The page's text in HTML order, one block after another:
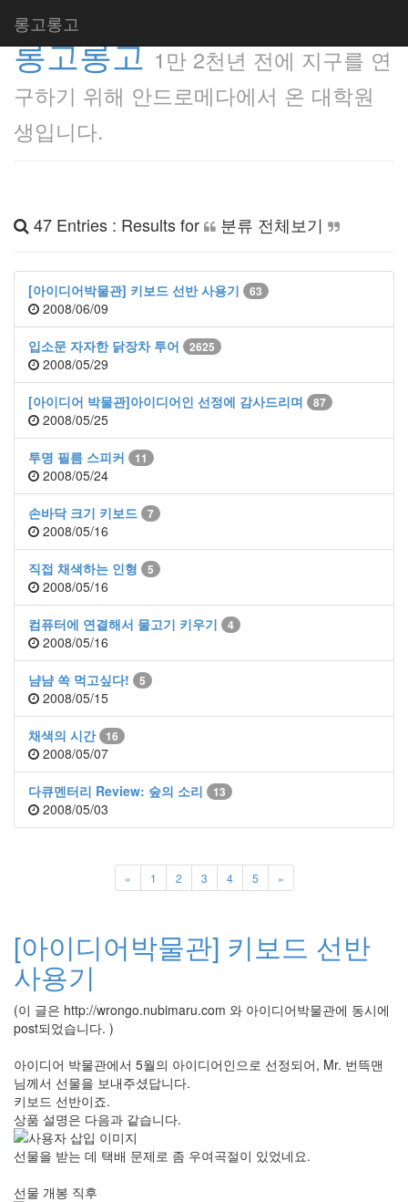
롱고롱고
롱고롱고 1만 2천년 전에 지구를 연
구하기 위해 안드로메다에서 온 대학원
생입니다.
47 Entries : Results for 분류 전체보기
[아이디어박물관] 키보드 선반 사용기 63
2008/06/09
입소문 자자한 닭장차 투어 2625
2008/05/29
[아이디어 박물관]아이디어인 선정에 감사드리며 87
2008/05/25
투명 필름 스피커 11
2008/05/24
손바닥 크기 키보드 7
2008/05/16
직접 채색하는 인형 5
2008/05/16
컴퓨터에 연결해서 물고기 키우기 4
2008/05/16
냠냠 쏙 먹고싶다! 5
2008/05/15
채색의 시간 16
2008/05/07
다큐멘터리 Review: 숲의 소리 13
2008/05/03
« 1 2 3 4 5 »
[아이디어박물관] 키보드 선반
사용기
(이 글은 http://wrongo.nubimaru.com 와 아이디어박물관에 동시에
post되었습니다. )
아이디어 박물관에서 5월의 아이디어인으로 선정되어, Mr. 번뜩맨
님께서 선물을 보내주셨답니다.
키보드 선반이죠.
상품 설명은 다음과 같습니다.
선물을 받는 데 택배 문제로 좀 우여곡절이 있었네요.
선물 개봉 직후